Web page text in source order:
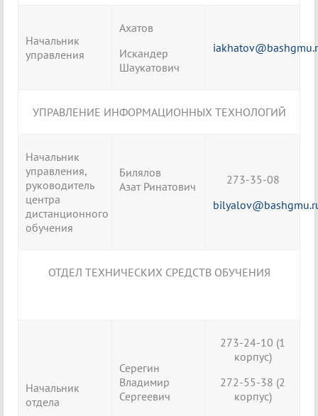
Начальник
управления
Ахатов
Искандер
Шаукатович
УПРАВЛЕНИЕ ИНФОРМАЦИОННЫХ ТЕХНОЛОГИЙ
Начальник
управления,
руководитель
центра
дистанционного
обучения
Билялов
Азат Ринатович
273-35-08
ОТДЕЛ ТЕХНИЧЕСКИХ СРЕДСТВ ОБУЧЕНИЯ
Начальник
отдела
Серегин
Владимир
Сергеевич
273-24-10 (1
корпус)
272-55-38 (2
корпус)